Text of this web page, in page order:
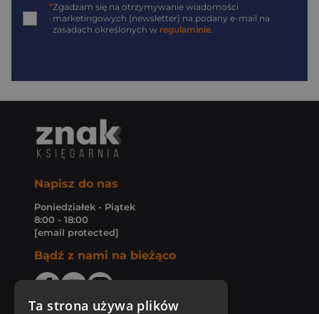
*Zgadzam się na otrzymywanie wiadomości
marketingowych (newsletter) na podany e-mail na
zasadach określonych w regulaminie.
Napisz do nas
Poniedziałek - Piątek
8:00 - 18:00
[email protected]
Bądź z nami na bieżąco
Ta strona używa plików